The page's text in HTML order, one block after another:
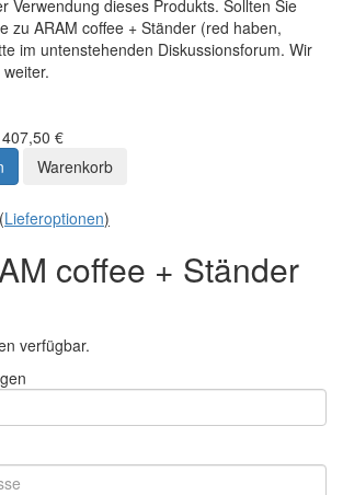
Verwendung dieses Produkts. Sollten Sie
zu ARAM coffee + Ständer (red haben,
im untenstehenden Diskussionsforum. Wir
€
Warenkorb
(Lieferoptionen)
coffee + Ständer
verfügbar.